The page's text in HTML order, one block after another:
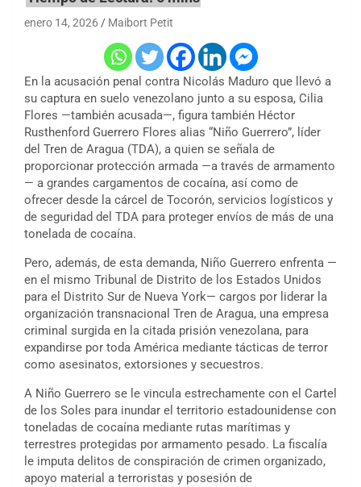
enero 14, 2026 Maibort Petit
En la acusación penal contra Nicolás Maduro que llevó a
su captura en suelo venezolano junto a su esposa, Cilia
Flores —también acusada—, figura también Héctor
Rusthenford Guerrero Flores alias “Niño Guerrero”, líder
del Tren de Aragua (TDA), a quien se señala de
proporcionar protección armada —a través de armamento
— a grandes cargamentos de cocaína, así como de
ofrecer desde la cárcel de Tocorón, servicios logísticos y
de seguridad del TDA para proteger envíos de más de una
tonelada de cocaína.
Pero, además, de esta demanda, Niño Guerrero enfrenta —
en el mismo Tribunal de Distrito de los Estados Unidos
para el Distrito Sur de Nueva York— cargos por liderar la
organización transnacional Tren de Aragua, una empresa
criminal surgida en la citada prisión venezolana, para
expandirse por toda América mediante tácticas de terror
como asesinatos, extorsiones y secuestros.
A Niño Guerrero se le vincula estrechamente con el Cartel
de los Soles para inundar el territorio estadounidense con
toneladas de cocaína mediante rutas marítimas y
terrestres protegidas por armamento pesado. La fiscalía
le imputa delitos de conspiración de crimen organizado,
apoyo material a terroristas y posesión de